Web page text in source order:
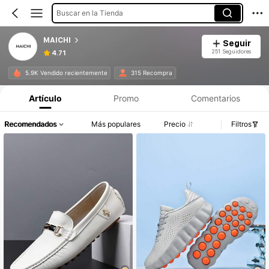
Buscar en la Tienda
MAICHI
4.71
Seguir
251 Seguidores
5.9K Vendido recientemente 315 Recompra
Artículo Promo Comentarios
Recomendados Más populares Precio Filtros